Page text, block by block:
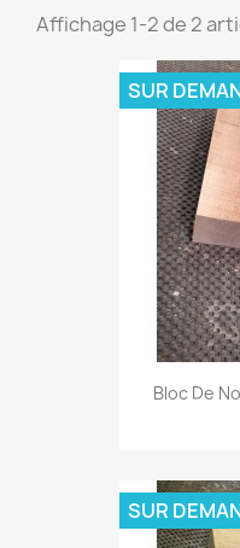
Affichage 1-2 de 2
Bloc De
SUR
SUR